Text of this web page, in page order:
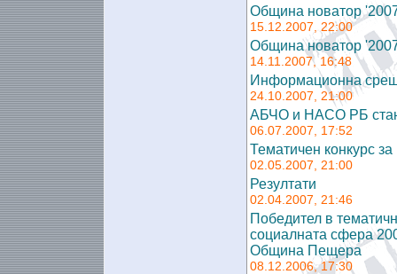
Община новатор
15.12.2007, 22:00
Община новатор
14.11.2007, 16:48
Информационна
24.10.2007, 21:00
АБЧО и НАСО РБ
06.07.2007, 17:52
Тематичен конкурс
02.05.2007, 21:00
Резултати
02.04.2007, 21:46
Победител в
социалната сфера
Община Пещера
08.12.2006, 17:30